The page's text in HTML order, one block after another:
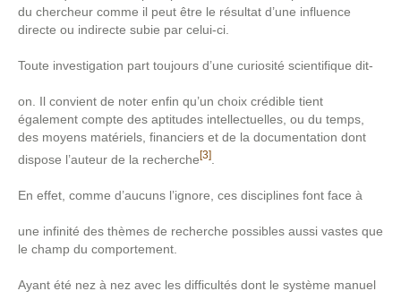
du chercheur comme il peut être le résultat d’une influence
directe ou indirecte subie par celui-ci.
Toute investigation part toujours d’une curiosité scientifique dit-
on. Il convient de noter enfin qu’un choix crédible tient
également compte des aptitudes intellectuelles, ou du temps,
des moyens matériels, financiers et de la documentation dont
dispose l’auteur de la recherche[3]
En effet, comme d’aucuns l’ignore, ces disciplines font face à
une infinité des thèmes de recherche possibles aussi vastes que
le champ du comportement.
Ayant été nez à nez avec les difficultés dont le système manuel